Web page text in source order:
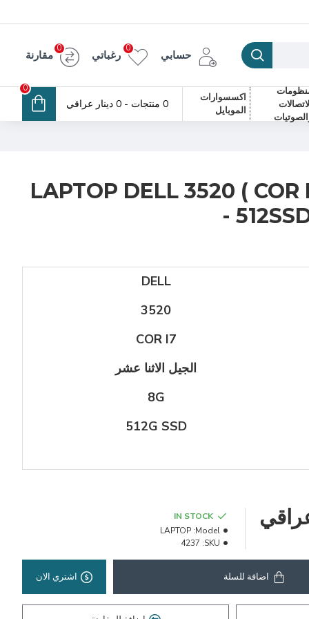
حسابي رغباتي
0
مقارنة
0
اكسسوارات
الموبايل
0 منتجات - 0 دينار عراقي
0
LAPTOP DELL 3520 ( COR
-
DELL
3520
COR I7
الجيل الاثنا عشر
8G
512G SSD
IN STOCK
Model:
LAPTOP
SKU:
4237
اضافة للسلة اشتري الان